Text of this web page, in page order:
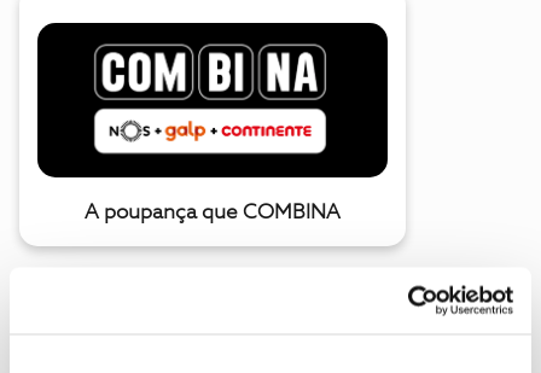
A poupança que COMBINA